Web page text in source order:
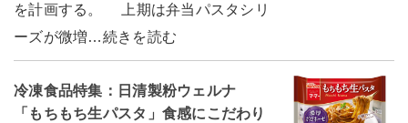
を計画する。 上期は弁当パスタシリ
ーズが微増…続きを読む
冷凍食品特集：日清製粉ウェルナ
「もちもち生パスタ」食感にこだわり